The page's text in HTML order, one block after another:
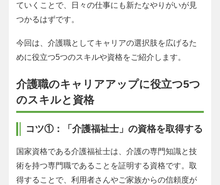
ていくことで、日々の仕事にも新たなやりがいが見
つかるはずです。
今回は、介護職としてキャリアの選択肢を広げるた
めに役立つ5つのスキルや資格をご紹介します。
介護職のキャリアアップに役立つ5つ
のスキルと資格
コツ①：「介護福祉士」の資格を取得する
国家資格である介護福祉士は、介護の専門知識と技
術を持つ専門職であることを証明する資格です。取
得することで、利用者さんやご家族からの信頼度が